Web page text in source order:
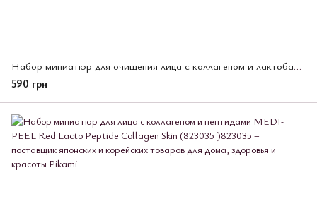
Набор миниатюр для очищения лица с коллагеном и лактобактериями MEDI-PEEL (823103)
590 грн